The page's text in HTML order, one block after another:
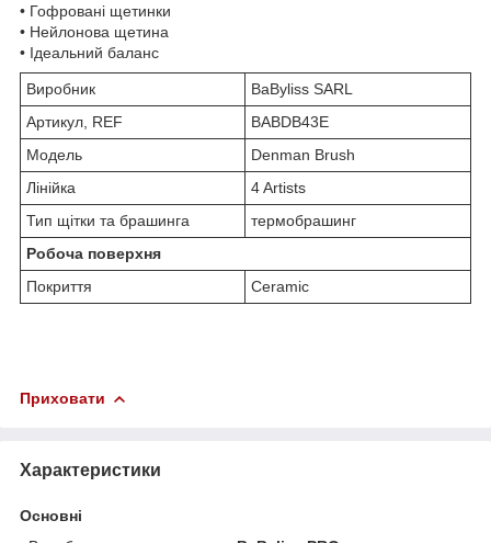
• Гофровані щетинки
• Нейлонова щетина
• Ідеальний баланс
Виробник
BaByliss SARL
Артикул, REF
BABDB43E
Модель
Denman Brush
Лінійка
4 Artists
Тип щітки та брашинга
термобрашинг
Робоча поверхня
Покриття
Ceramic
Приховати
Характеристики
Основні